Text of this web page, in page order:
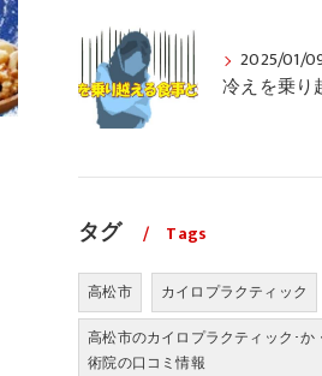
2025/01/
タグ Tags
高松市 カイロプラクティック
高松市のカイロプラクティック･か
術院の口コミ情報